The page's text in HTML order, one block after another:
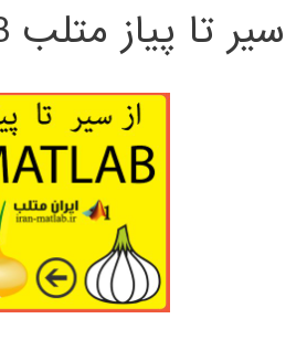
سیر تا پیاز متلب MATLAB